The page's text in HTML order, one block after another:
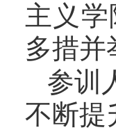
主义
多措并
参训
不断提